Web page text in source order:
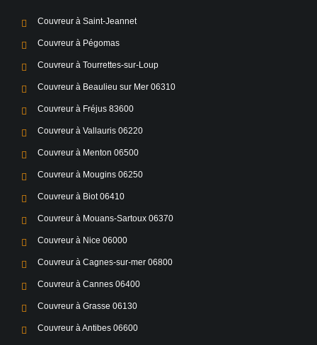
Couvreur à Saint-Jeannet
Couvreur à Pégomas
Couvreur à Tourrettes-sur-Loup
Couvreur à Beaulieu sur Mer 06310
Couvreur à Fréjus 83600
Couvreur à Vallauris 06220
Couvreur à Menton 06500
Couvreur à Mougins 06250
Couvreur à Biot 06410
Couvreur à Mouans-Sartoux 06370
Couvreur à Nice 06000
Couvreur à Cagnes-sur-mer 06800
Couvreur à Cannes 06400
Couvreur à Grasse 06130
Couvreur à Antibes 06600